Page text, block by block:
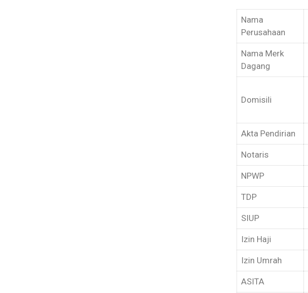
Nama
Perusahaan
Nama Merk
Dagang
Domisili
Akta Pendirian
Notaris
NPWP
TDP
SIUP
Izin Haji
Izin Umrah
ASITA